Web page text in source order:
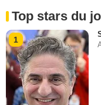
Top stars du
1